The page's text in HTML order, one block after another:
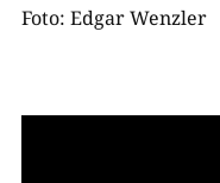
Foto: Edgar Wenzler